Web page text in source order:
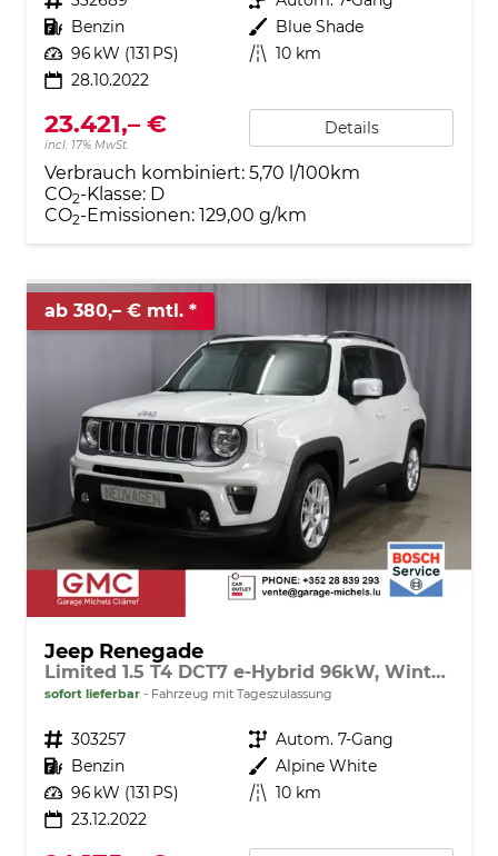
Kraftstoff Benzin Außenfarbe Blue Shade
Leistung 96 kW (131 PS) Kilometerstand 10 km
28.10.2022
23.421,– €
incl. 17% MwSt.
Details
Verbrauch kombiniert: 5,70 l/100km
CO2-Klasse: D
CO2-Emissionen: 129,00 g/km
ab 380,– € mtl.
Jeep Renegade
Limited 1.5 T4 DCT7 e-Hybrid 96kW, Winter-Paket, AppleCarPlay&Android Auto, Radio DAB, Tempomat, Rückfahrkamera, LaneSense, Lichtsensor, Nebelscheinwerfer, 17"-Leichtmetallfelgen, uvm.
sofort lieferbar Fahrzeug mit Tageszulassung
Fahrzeugnr. 303257 Getriebe Autom. 7-Gang
Kraftstoff Benzin Außenfarbe Alpine White
Leistung 96 kW (131 PS) Kilometerstand 10 km
23.12.2022